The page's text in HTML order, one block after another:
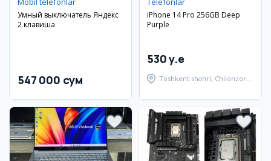
Умный выключатель Яндекс
2 клавиша
547 000 сум
iPhone 14 Pro 256GB Deep
Purple
530 y.e
Toshkent shahri, Chilonzor